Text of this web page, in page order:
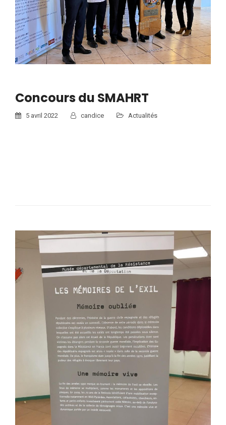
Concours du SMAHRT
5 avril 2022 candice Actualités